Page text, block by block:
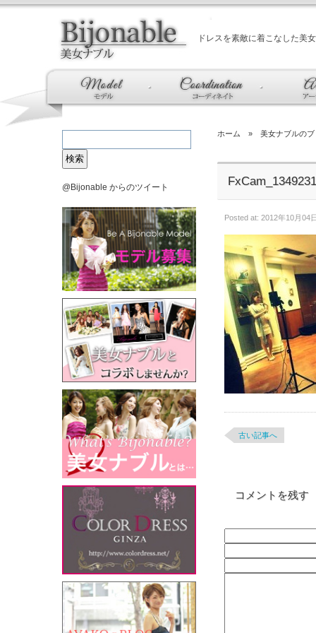
ドレスを素敵に着こなした美
ホーム » 美女ナブルのブ
Posted at: 2012年10月04
古い記事へ
コメントを残す
@Bijonable からのツイート